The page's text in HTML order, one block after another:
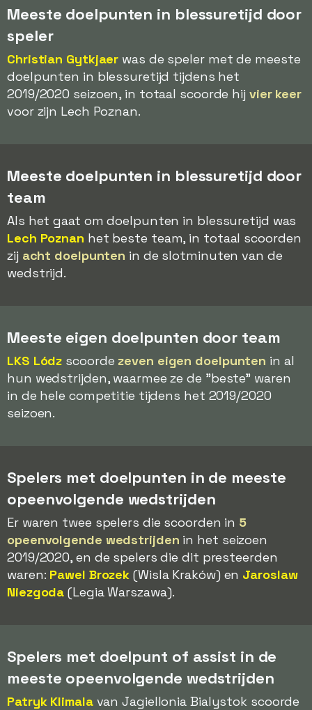
Meeste doelpunten in blessuretijd door
speler
Christian Gytkjaer was de speler met de meeste
doelpunten in blessuretijd tijdens het
2019/2020 seizoen, in totaal scoorde hij vier keer
voor zijn Lech Poznan.
Meeste doelpunten in blessuretijd door
team
Als het gaat om doelpunten in blessuretijd was
Lech Poznan het beste team, in totaal scoorden
zij acht doelpunten in de slotminuten van de
wedstrijd.
Meeste eigen doelpunten door team
LKS Lódz scoorde zeven eigen doelpunten in al
hun wedstrijden, waarmee ze de "beste" waren
in de hele competitie tijdens het 2019/2020
seizoen.
Spelers met doelpunten in de meeste
opeenvolgende wedstrijden
Er waren twee spelers die scoorden in 5
opeenvolgende wedstrijden in het seizoen
2019/2020, en de spelers die dit presteerden
waren: Pawel Brozek (Wisla Kraków) en Jaroslaw
Niezgoda (Legia Warszawa).
Spelers met doelpunt of assist in de
meeste opeenvolgende wedstrijden
Patryk Klimalavan Jagiellonia Bialystok scoorde